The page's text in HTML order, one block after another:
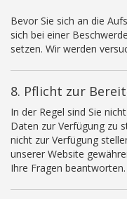
Bevor Sie sich an die
sich bei einer
setzen. Wir werden
8. Pflicht zur
In der Regel sind Sie
Daten zur Verfügung zu
nicht zur Verfügung
unserer Website
Ihre Fragen beantworten.